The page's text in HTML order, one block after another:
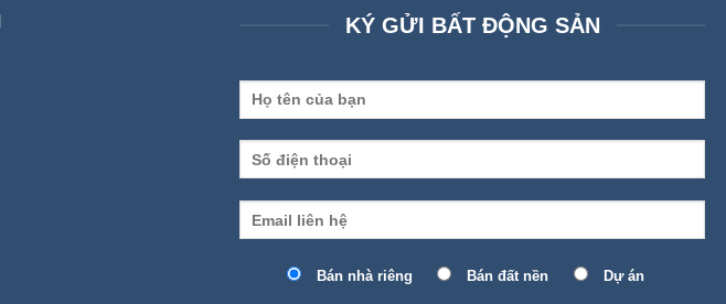
KÝ GỬI BẤT ĐỘNG SẢN
Bán nhà riêng Bán đất nền Dự án